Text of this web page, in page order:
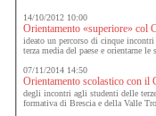
14/10/2012 10:00
Orientamento «superiore» col
ideato un percorso di cinque
terza media del paese e orientarne le
07/11/2014 14:50
Orientamento scolastico con il
degli incontri agli studenti delle
formativa di Brescia e della Valle